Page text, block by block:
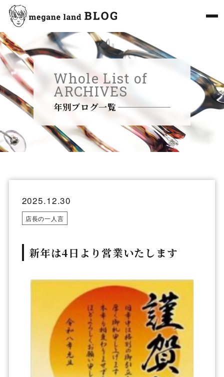
Whole List of
ARCHIVES
年別ブログ一覧
2025.12.30
店長の一人言
新年は4日より営業いたします